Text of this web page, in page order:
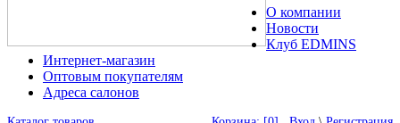
О компании
Новости
Клуб EDMINS
Интернет-магазин
Оптовым покупателям
Адреса салонов